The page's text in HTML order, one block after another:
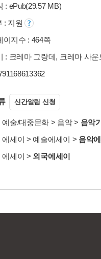
: ePub(29.57 MB)
: 지원
이지수 : 464쪽
: 크레마 그랑데, 크레마 사
신간알림 신청
예술/대중문화 > 음악> 음악
에세이 > 예술에세이 > 음악
에세이 > 외국에세이